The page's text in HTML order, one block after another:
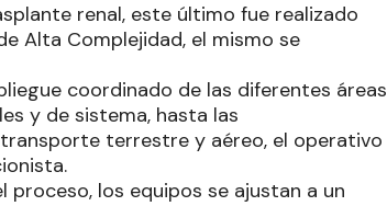
renal, este último fue realizado
Alta Complejidad, el mismo se
coordinado de las diferentes áreas
y de sistema, hasta las
terrestre y aéreo, el operativo
los equipos se ajustan a un